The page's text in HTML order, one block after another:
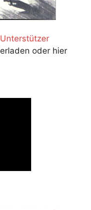
Unterstützer
oder hier